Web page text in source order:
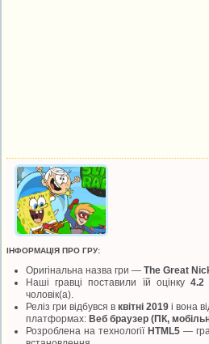
ІНФОРМАЦІЯ ПРО ГРУ:
Оригінальна назва гри —The Great
Наші гравці поставили їй оцінку 4.2
чоловік(а).
Реліз гри відбувся вквітні 2019 і вона
платформах:Веб браузер (ПК,
Розроблена на технології HTML5—